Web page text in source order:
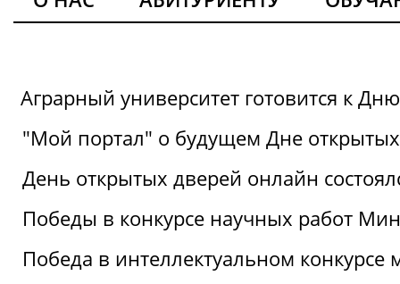
Аграрный университет готовится к
"Мой портал" о будущем Дне
День открытых дверей онлайн
Победы в конкурсе научных работ
Победа в интеллектуальном конкурсе